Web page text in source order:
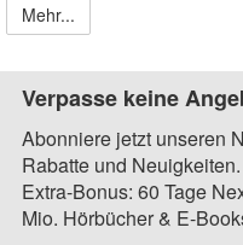
Mehr...
Verpasse keine
Abonniere jetzt unseren
Rabatte und Neuigkeiten.
Extra-Bonus: 60 Tage
Mio. Hörbücher & E-